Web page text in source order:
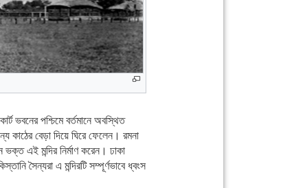
ভবনের পশ্চিমে বর্তমানে অবস্থিত
কাঠের বেড়া দিয়ে ঘিরে ফেলেন। রমনা
এই মন্দির নির্মাণ করেন। ঢাকা
সৈন্যরা এ মন্দিরটি সম্পূর্ণভাবে ধ্বংস